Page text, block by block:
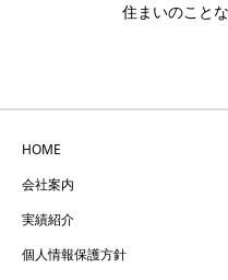
住まいのこと
HOME
会社案内
実績紹介
個人情報保護方針